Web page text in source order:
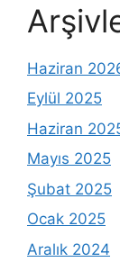
Haziran
Eylül 2025
Haziran
Mayıs 2025
Şubat 2025
Ocak 2025
Aralık 2024